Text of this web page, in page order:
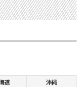
道
沖縄